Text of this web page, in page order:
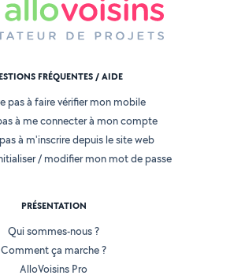
FRÉQUENTES / AIDE
pas à faire vérifier mon mobile
à me connecter à mon compte
à m'inscrire depuis le site web
/ modifier mon mot de passe
PRÉSENTATION
Qui sommes-nous ?
Comment ça marche ?
AlloVoisins Pro